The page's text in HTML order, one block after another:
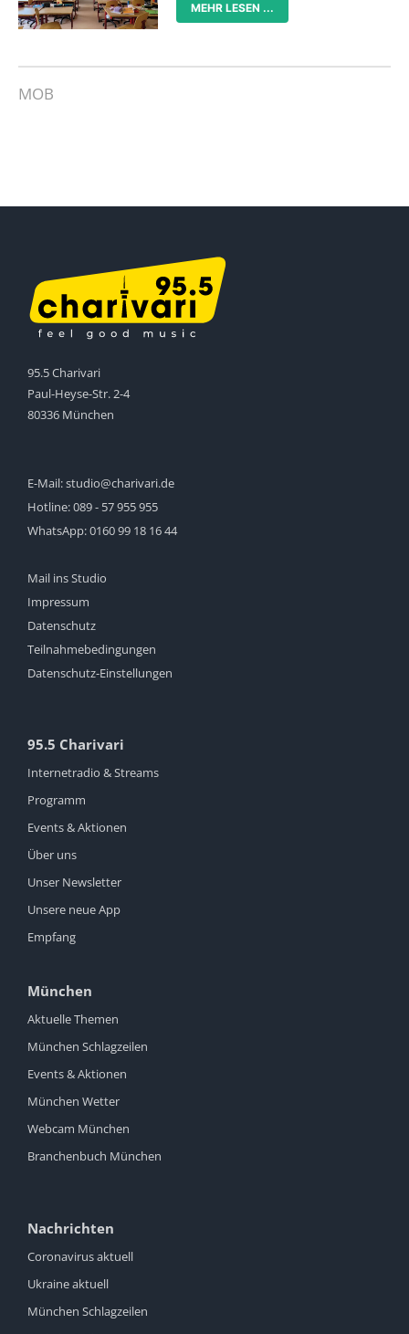
MEHR LESEN ...
MOB
95.5 Charivari
Paul-Heyse-Str. 2-4
80336 München
E-Mail:studio@charivari.de
Hotline:089 - 57 955 955
WhatsApp:0160 99 18 16 44
Mail ins Studio
Impressum
Datenschutz
Teilnahmebedingungen
Datenschutz-Einstellungen
95.5 Charivari
Internetradio & Streams
Programm
Events & Aktionen
Über uns
Unser Newsletter
Unsere neue App
Empfang
München
Aktuelle Themen
München Schlagzeilen
Events & Aktionen
München Wetter
Webcam München
Branchenbuch München
Nachrichten
Coronavirus aktuell
Ukraine aktuell
München Schlagzeilen